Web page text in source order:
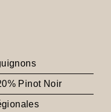
Pinot Noir